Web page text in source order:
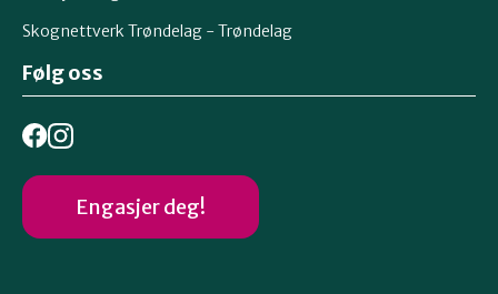
Skognettverk Trøndelag - Trøndelag
Følg oss
Engasjer deg!